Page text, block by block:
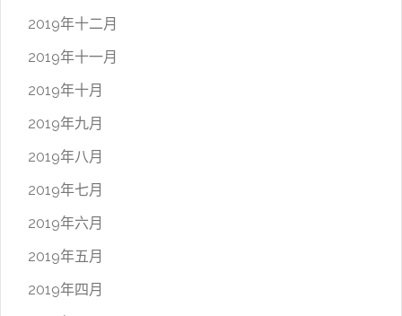
2019年十二月
2019年十一月
2019年十月
2019年九月
2019年八月
2019年七月
2019年六月
2019年五月
2019年四月